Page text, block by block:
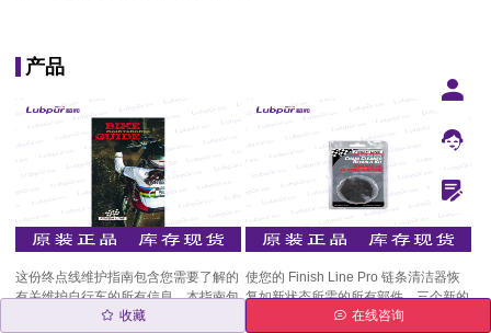
收藏 在线咨询
产品
这份终点线维护指南包含您需要了解的
有关维护自行车的所有信息。本指南包
含从清洁车架和润滑链条到为拨链器脱
使您的 Finish Line Pro 链条清洁器恢
复如新状态所需的所有部件。三个新的
刷轮、新的轴和两个新的洗涤器垫。较